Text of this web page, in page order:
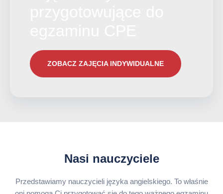
ZOBACZ ZAJĘCIA INDYWIDUALNE
Nasi nauczyciele
Przedstawiamy nauczycieli języka angielskiego. To właśnie